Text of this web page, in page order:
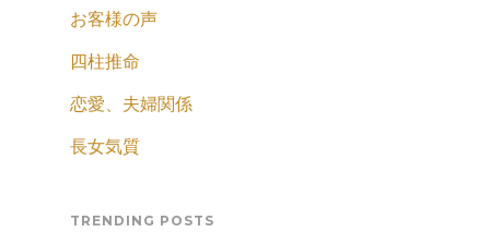
お客様の声
四柱推命
恋愛、夫婦関係
長女気質
TRENDING POSTS